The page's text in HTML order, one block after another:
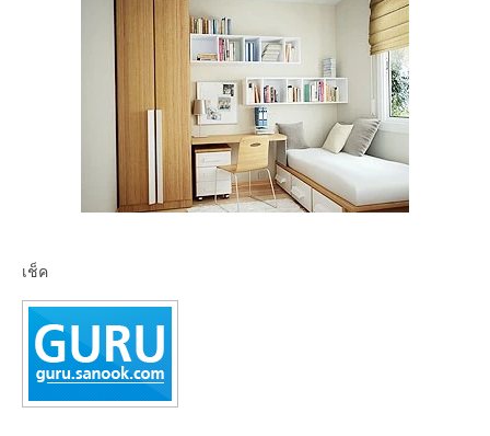
เช็ค